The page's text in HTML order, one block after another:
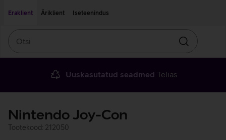
Eraklient
Äriklient Iseteenindus
Otsin
Uuskasutatud seadmed Telias
Nintendo Joy-Con
Tootekood: 212050